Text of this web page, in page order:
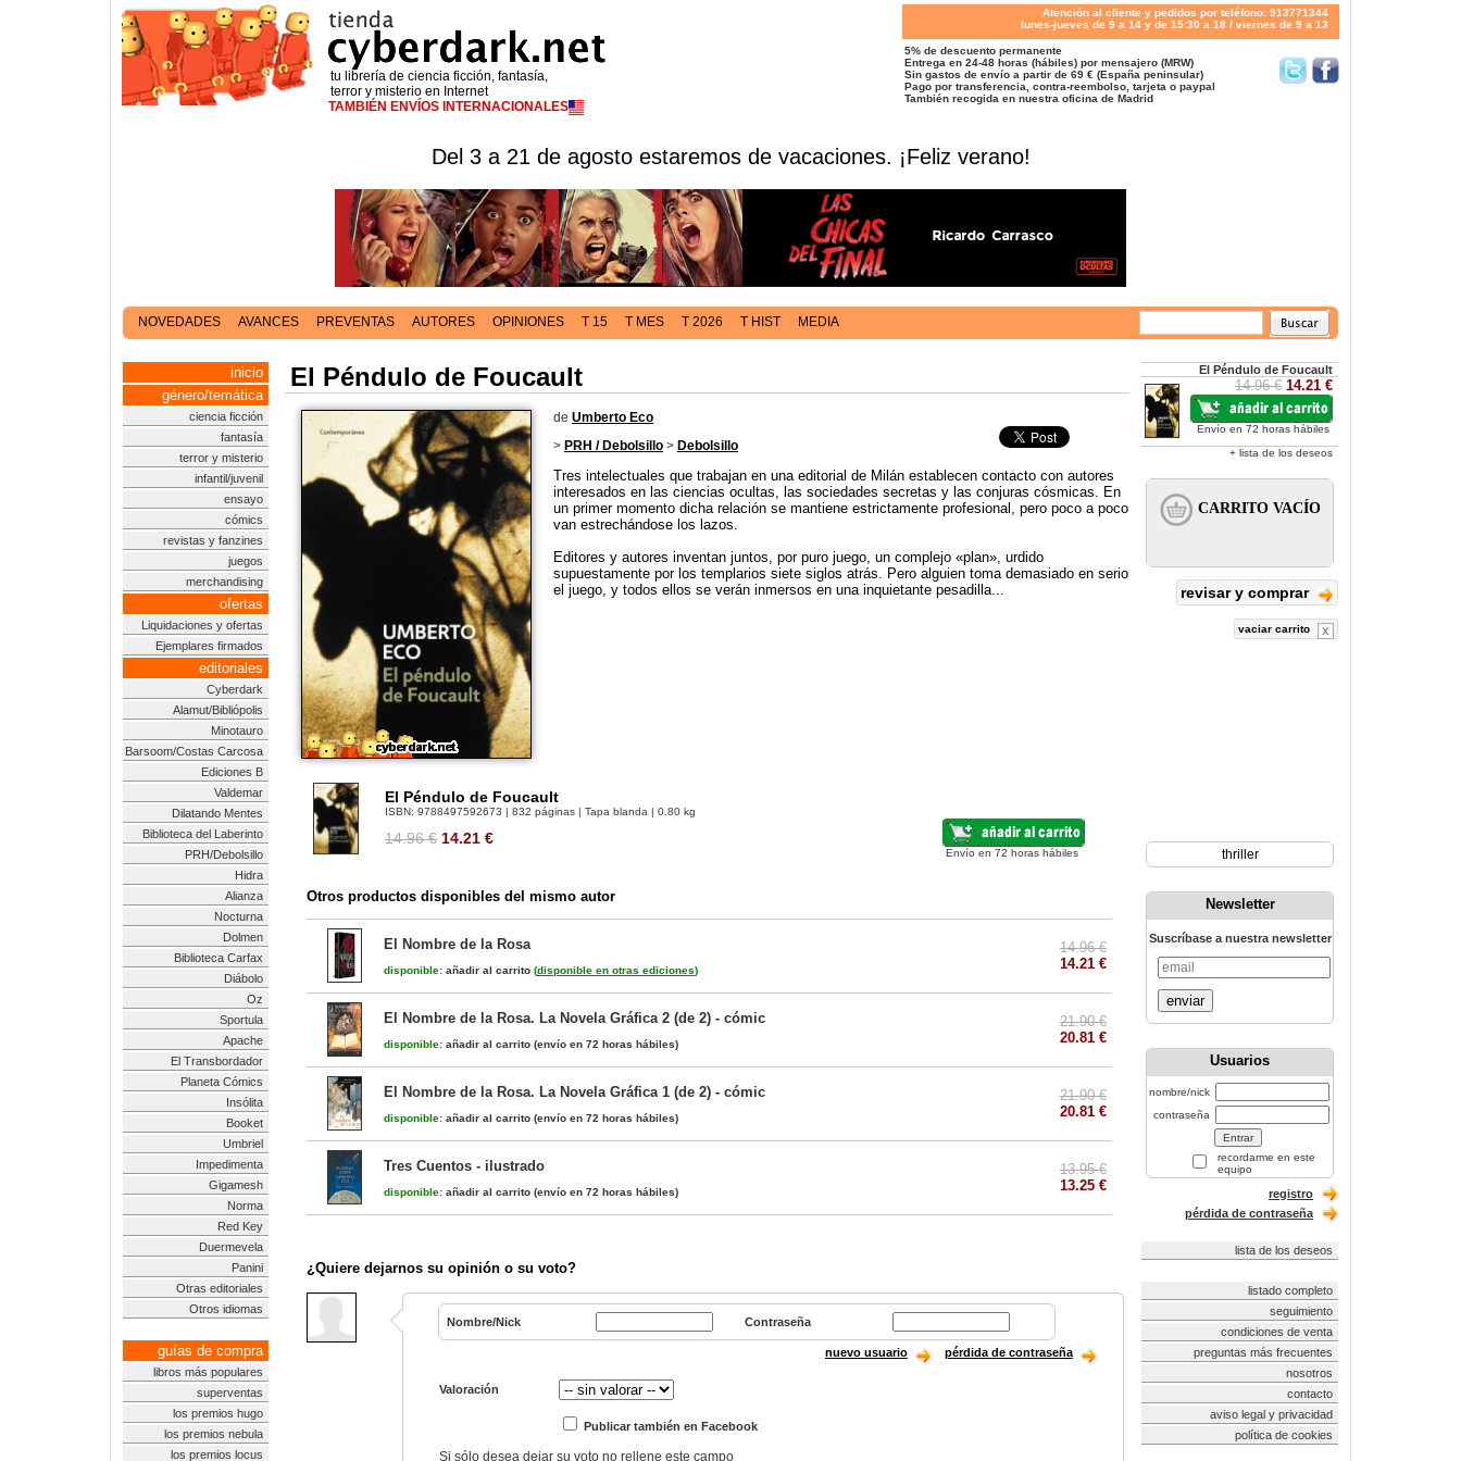
tu librería de ciencia ficción, fantasía,
terror y misterio en Internet
TAMBIÉN ENVÍOS INTERNACIONALES
Atención al cliente y pedidos por teléfono: 913771344
lunes-jueves de 9 a 14 y de 15:30 a 18 / viernes de 9 a 13
5% de descuento permanente
Entrega en 24-48 horas (hábiles) por mensajero (MRW)
Sin gastos de envío a partir de 69 € (España peninsular)
Pago por transferencia, contra-reembolso, tarjeta o paypal
También recogida en nuestra oficina de Madrid
Del 3 a 21 de agosto estaremos de vacaciones. ¡Feliz verano!
NOVEDADES AVANCES PREVENTAS AUTORES OPINIONES T 15 T MES T 2026 T HIST MEDIA
inicio
género/temática
ciencia ficción
fantasía
terror y misterio
infantil/juvenil
ensayo
cómics
revistas y fanzines
juegos
merchandising
ofertas
Liquidaciones y ofertas
Ejemplares firmados
editoriales
Cyberdark
Alamut/Bibliópolis
Minotauro
Barsoom/Costas Carcosa
Ediciones B
Valdemar
Dilatando Mentes
Biblioteca del Laberinto
PRH/Debolsillo
Hidra
Alianza
Nocturna
Dolmen
Biblioteca Carfax
Diábolo
Oz
Sportula
Apache
El Transbordador
Planeta Cómics
Insólita
Booket
Umbriel
Impedimenta
Gigamesh
Norma
Red Key
Duermevela
Panini
Otras editoriales
Otros idiomas
guías de compra
libros más populares
superventas
los premios hugo
los premios nebula
los premios locus
El Péndulo de Foucault
de Umberto Eco
> PRH / Debolsillo > Debolsillo
Tres intelectuales que trabajan en una editorial de Milán establecen contacto con autores
interesados en las ciencias ocultas, las sociedades secretas y las conjuras cósmicas. En
un primer momento dicha relación se mantiene estrictamente profesional, pero poco a poco
van estrechándose los lazos.
Editores y autores inventan juntos, por puro juego, un complejo «plan», urdido
supuestamente por los templarios siete siglos atrás. Pero alguien toma demasiado en serio
el juego, y todos ellos se verán inmersos en una inquietante pesadilla...
El Péndulo de Foucault
ISBN: 9788497592673 | 832 páginas | Tapa blanda | 0.80 kg
14.96 € 14.21 €
Envío en 72 horas hábiles
Otros productos disponibles del mismo autor
El Nombre de la Rosa
disponible: añadir al carrito (disponible en otras ediciones)
14.96 €
14.21 €
El Nombre de la Rosa. La Novela Gráfica 2 (de 2) - cómic
disponible: añadir al carrito (envío en 72 horas hábiles)
21.90 €
20.81 €
El Nombre de la Rosa. La Novela Gráfica 1 (de 2) - cómic
disponible: añadir al carrito (envío en 72 horas hábiles)
21.90 €
20.81 €
Tres Cuentos - ilustrado
disponible: añadir al carrito (envío en 72 horas hábiles)
13.95 €
13.25 €
¿Quiere dejarnos su opinión o su voto?
Nombre/Nick Contraseña
nuevo usuario pérdida de contraseña
Valoración
Publicar también en Facebook
Si sólo desea dejar su voto no rellene este campo
El Péndulo de Foucault
14.96 € 14.21 €
Envío en 72 horas hábiles
+ lista de los deseos
revisar y comprar
vaciar carrito
thriller
Newsletter
Suscríbase a nuestra newsletter
enviar
Usuarios
nombre/nick
contraseña
recordarme en este
equipo
registro
pérdida de contraseña
lista de los deseos
listado completo
seguimiento
condiciones de venta
preguntas más frecuentes
nosotros
contacto
aviso legal y privacidad
política de cookies